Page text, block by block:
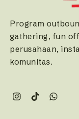
Program
gathering, fun
perusahaan,
komunitas.